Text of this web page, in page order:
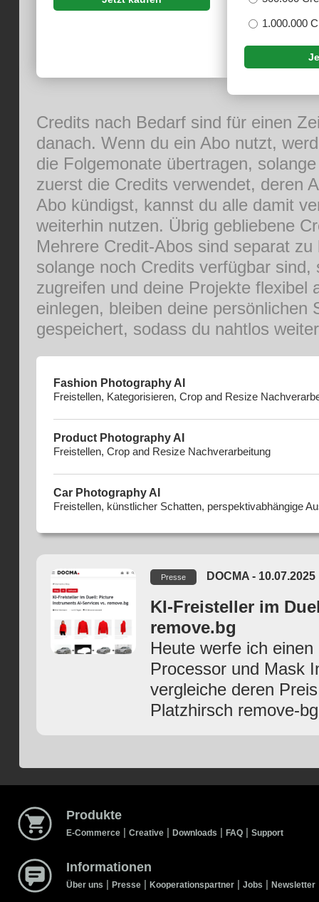
1.000.000
Credits nach Bedarf sind für einen
danach. Wenn du ein Abo nutzt,
die Folgemonate übertragen,
zuerst die Credits verwendet, deren
Abo kündigst, kannst du alle damit
weiterhin nutzen. Übrig gebliebene
Mehrere Credit-Abos sind separat
solange noch Credits verfügbar
zugreifen und deine Projekte
einlegen, bleiben deine
gespeichert, sodass du nahtlos
Fashion Photography AI
Freistellen, Kategorisieren, Crop and Resize
Product Photography AI
Freistellen, Crop and Resize Nachverarbeitung
Car Photography AI
Freistellen, künstlicher Schatten, perspektivabhängige
Presse DOCMA - 10.07.2025
KI-Freisteller im
remove.bg
Heute werfe ich
Processor und Mask
vergleiche deren
Platzhirsch remove-
Produkte
E-Commerce | Creative | Downloads | FAQ | Support
Informationen
Über uns | Presse | Kooperationspartner | Jobs | Newsletter